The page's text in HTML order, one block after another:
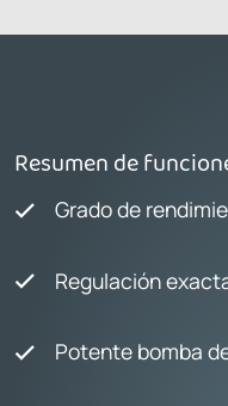
Resumen de
Grado de
Regulación
Potente bomba